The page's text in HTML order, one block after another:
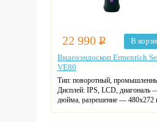
22 990 Р
В
Видеоэндоскоп Ermenrich
VE80
Тип: поворотный,
Дисплей: IPS, LCD, диагональ
дюйма, разрешение — 480x272